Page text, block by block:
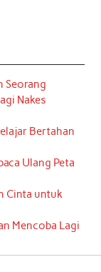
Seorang
Nakes
Bertahan
Ulang Peta
Cinta untuk
Mencoba Lagi